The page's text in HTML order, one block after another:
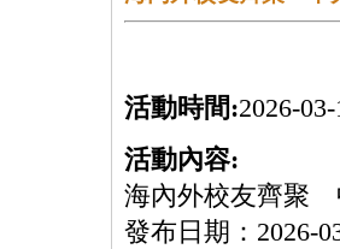
活動時間:2026-
活動內容:
海內外校友齊聚
發布日期：2026-